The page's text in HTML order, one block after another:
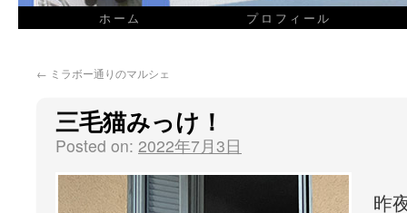
ホーム プロフィール
← ミラボー通りのマルシェ
三毛猫みっけ！
Posted on: 2022年7月3日
昨